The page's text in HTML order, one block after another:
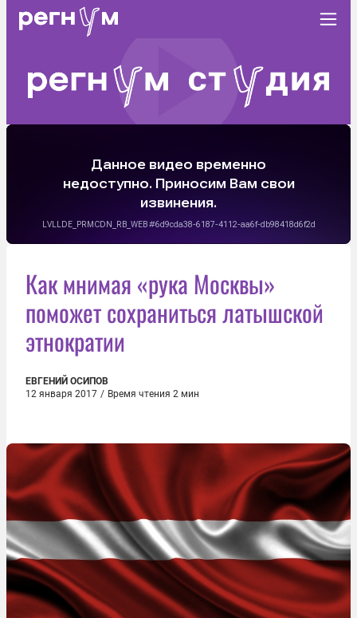
Как мнимая «рука Москвы»
поможет сохраниться латышской
этнократии
ЕВГЕНИЙ ОСИПОВ
12 января 2017 / Время чтения 2 мин